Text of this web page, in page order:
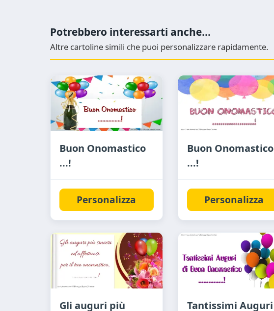
Potrebbero interessarti anche...
Altre cartoline simili che puoi personalizzare rapidamente.
Buon Onomastico
...!
Personalizza
Buon Onomastico
...!
Personalizza
Gli auguri più Tantissimi Auguri